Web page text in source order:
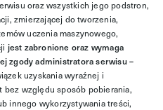
oraz wszystkich jego podstron,
zmierzającej do tworzenia,
uczenia maszynowego,
jest zabronione oraz wymaga
zgody administratora serwisu –
uzyskania wyraźnej i
bez względu sposób pobierania,
innego wykorzystywania treści,